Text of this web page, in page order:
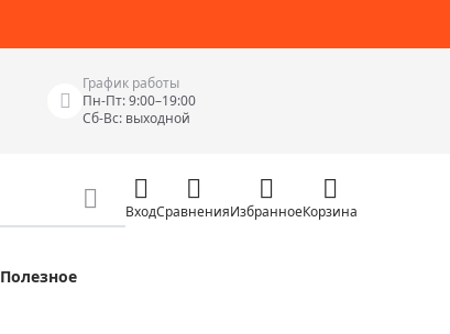
График работы
Пн-Пт: 9:00–19:00
Сб-Вс: выходной
Измерительные инструменты
ВходСравненияИзбранноеКорзина
Полезное